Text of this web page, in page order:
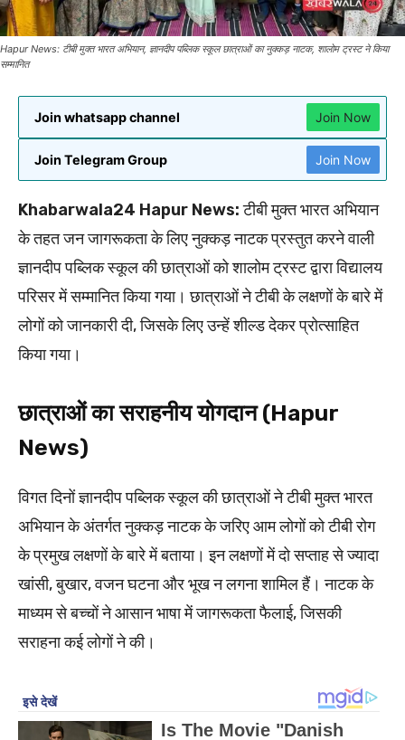
Hapur News: टीबी मुक्त भारत अभियान, ज्ञानदीप पब्लिक स्कूल छात्राओं का नुक्कड़ नाटक, शालोम ट्रस्ट ने किया
सम्मानित
Join whatsapp channel Join Now
Join Telegram Group Join Now
Khabarwala24 Hapur News:टीबी मुक्त भारत अभियान
के तहत जन जागरूकता के लिए नुक्कड़ नाटक प्रस्तुत करने वाली
ज्ञानदीप पब्लिक स्कूल की छात्राओं को शालोम ट्रस्ट द्वारा विद्यालय
परिसर में सम्मानित किया गया। छात्राओं ने टीबी के लक्षणों के बारे में
लोगों को जानकारी दी, जिसके लिए उन्हें शील्ड देकर प्रोत्साहित
किया गया।
छात्राओं का सराहनीय योगदान (Hapur
News)
विगत दिनों ज्ञानदीप पब्लिक स्कूल की छात्राओं ने टीबी मुक्त भारत
अभियान के अंतर्गत नुक्कड़ नाटक के जरिए आम लोगों को टीबी रोग
के प्रमुख लक्षणों के बारे में बताया। इन लक्षणों में दो सप्ताह से ज्यादा
खांसी, बुखार, वजन घटना और भूख न लगना शामिल हैं। नाटक के
माध्यम से बच्चों ने आसान भाषा में जागरूकता फैलाई, जिसकी
सराहना कई लोगों ने की।